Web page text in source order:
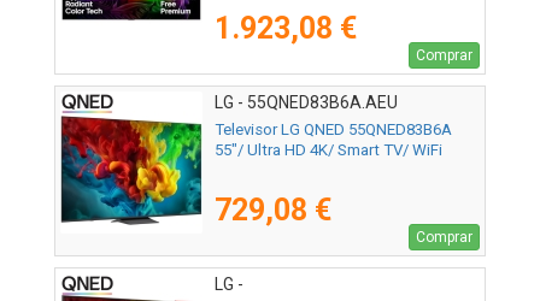
1.923,08 €
Comprar
LG - 55QNED83B6A.AEU
Televisor LG QNED 55QNED83B6A
55"/ Ultra HD 4K/ Smart TV/ WiFi
729,08 €
Comprar
LG -